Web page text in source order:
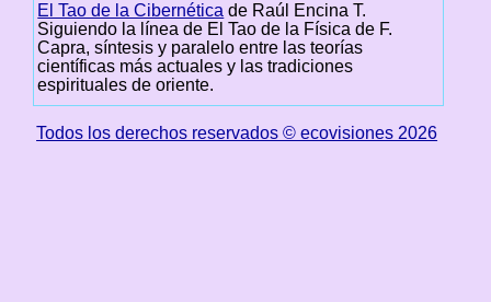
El Tao de la Cibernética de Raúl Encina T.
Siguiendo la línea de El Tao de la Física de F.
Capra, síntesis y paralelo entre las teorías
científicas más actuales y las tradiciones
espirituales de oriente.
Todos los derechos reservados © ecovisiones 2026